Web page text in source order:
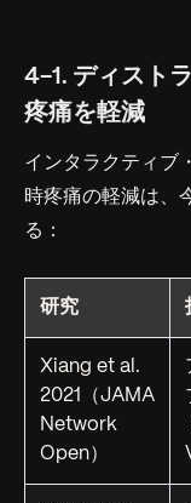
4-1. ディスト
疼痛を軽減
インタラクティブ
時疼痛の軽減は、
る：
研究
Xiang et al.
2021（JAMA
Network
Open）